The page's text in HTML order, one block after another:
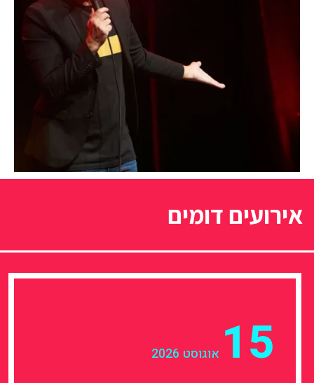
אירועים דומים
15 אוגוסט 2026